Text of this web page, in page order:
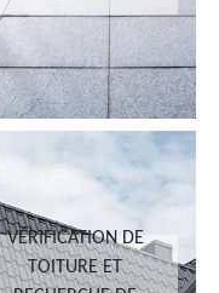
VÉRIFICATION DE
TOITURE ET